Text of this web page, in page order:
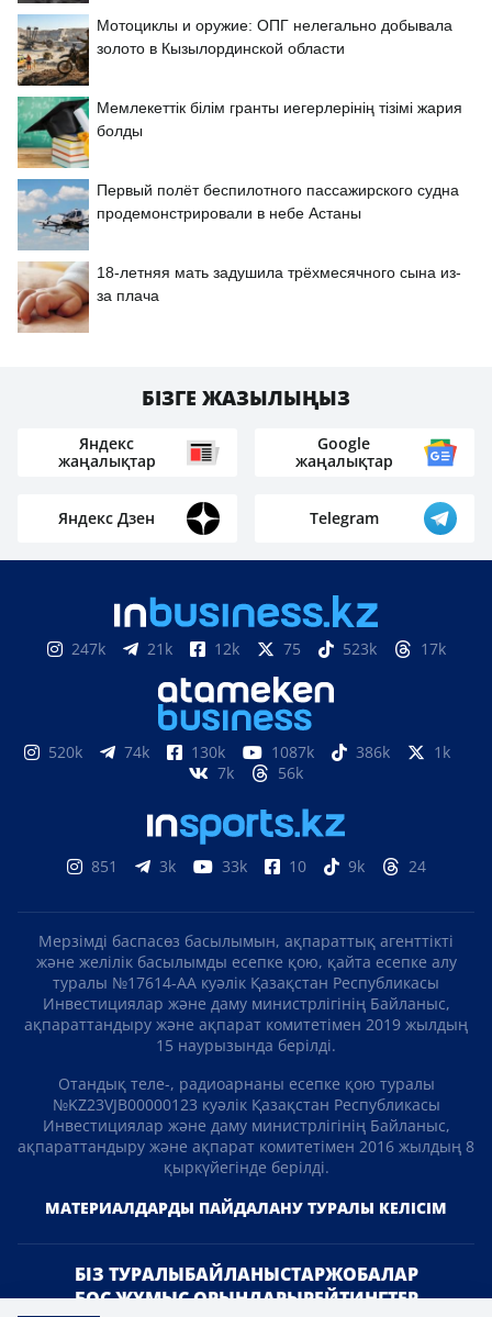
Мотоциклы и оружие: ОПГ нелегально добывала
золото в Кызылординской области
Мемлекеттік білім гранты иегерлерінің тізімі жария
болды
Первый полёт беспилотного пассажирского судна
продемонстрировали в небе Астаны
18-летняя мать задушила трёхмесячного сына из-
за плача
БІЗГЕ ЖАЗЫЛЫҢЫЗ
Яндекс
жаңалықтар
Google
жаңалықтар
Яндекс Дзен Telegram
247k 21k 12k 75 523k 17k
520k 74k 130k 1087k 386k
1k
7k
56k
851 3k 33k 10 9k 24
Мерзімді баспасөз басылымын, ақпараттық агенттікті
және желілік басылымды есепке қою, қайта есепке алу
туралы №17614-АА куәлік Қазақстан Республикасы
Инвестициялар және даму министрлігінің Байланыс,
ақпараттандыру және ақпарат комитетімен 2019 жылдың
15 наурызында берілді.
Отандық теле-, радиоарнаны есепке қою туралы
№KZ23VJB00000123 куәлік Қазақстан Республикасы
Инвестициялар және даму министрлігінің Байланыс,
ақпараттандыру және ақпарат комитетімен 2016 жылдың 8
қыркүйегінде берілді.
МАТЕРИАЛДАРДЫ ПАЙДАЛАНУ ТУРАЛЫ КЕЛІСІМ
БІЗ ТУРАЛЫБАЙЛАНЫСТАРЖОБАЛАР
БОС ЖҰМЫС ОРЫНДАРЫРЕЙТИНГТЕР